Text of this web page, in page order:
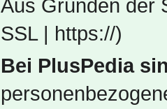
Aus Gründen der
SSL | https://)
Bei PlusPedia